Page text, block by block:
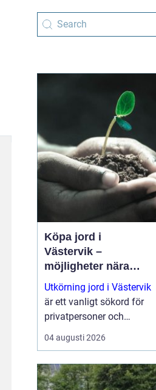
Köpa jord i
Västervik –
möjligheter nära
natur och kust
Utkörning jord i Västervik
är ett vanligt sökord för
privatpersoner och
företag som planerar
nya trädgårdar,
04 augusti 2026